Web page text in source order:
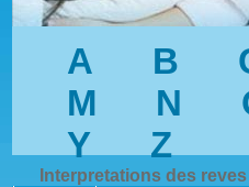
A B
M
N
Y
Z
Interpretations des reves